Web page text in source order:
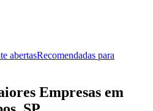
abertasRecomendadas para
Empresas em